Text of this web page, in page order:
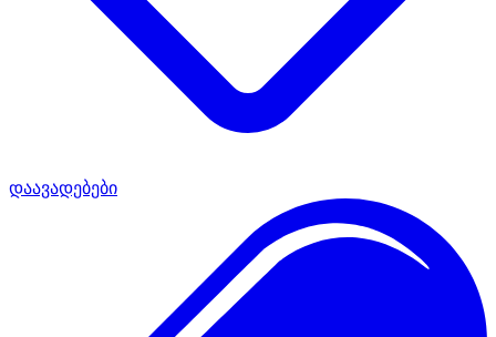
დაავადებები